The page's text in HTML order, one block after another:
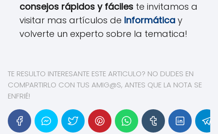
consejos rápidos y fáciles te invitamos a
visitar mas artículos de Informática y
volverte un experto sobre la tematica!
TE RESULTO INTERESANTE ESTE ARTICULO? NO DUDES EN
COMPARTIRLO CON TUS AMIG@S, ANTES QUE LA NOTA SE
ENFRIÉ!